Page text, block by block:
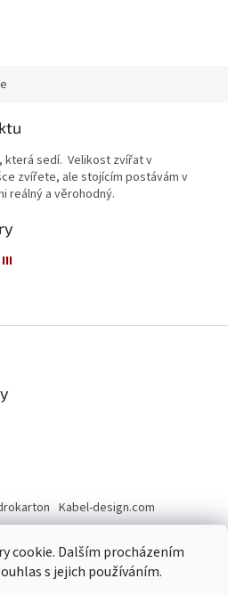
cookie. Dalším procházením
s jejich používáním.
která sedí. Velikost zvířat v
zvířete, ale stojícím postávám v
reálný a věrohodný.
Kabel-design.com